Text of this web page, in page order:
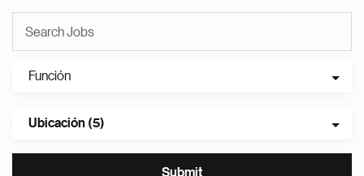
Función
Ubicación (5)